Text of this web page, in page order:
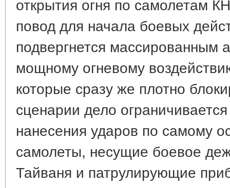
повод для начала боевых
подвергнется
мощному огневому
которые сразу же плотно
сценарии дело
нанесения ударов по самому
самолеты, несущие боевое
Тайваня и патрулирующие